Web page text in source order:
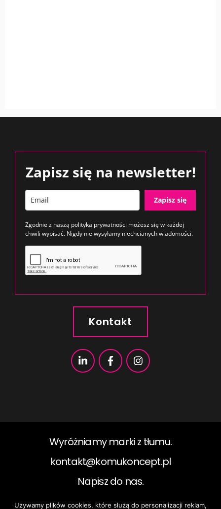
Zapisz się na newsletter!
Zapisz się
Zgodnie z naszą polityką prywatności możesz się w każdej
chwili wypisać. Nigdy nie wysyłamy niechcianych wiadomości.
Kontakt
Wyróżniamy marki z tłumu.
kontakt@komukoncept.pl​
Napisz do nas.
Używamy plików cookies, które służą do personalizacji reklam,